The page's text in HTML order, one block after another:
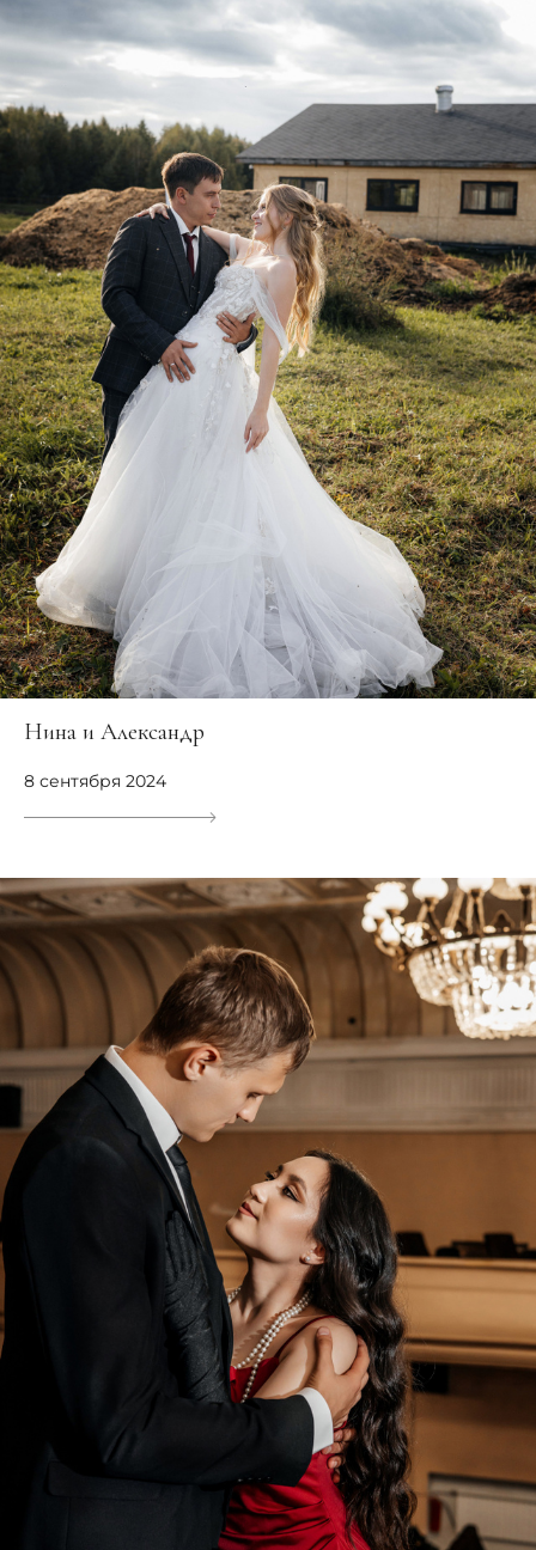
Нина и Александр
8 сентября 2024